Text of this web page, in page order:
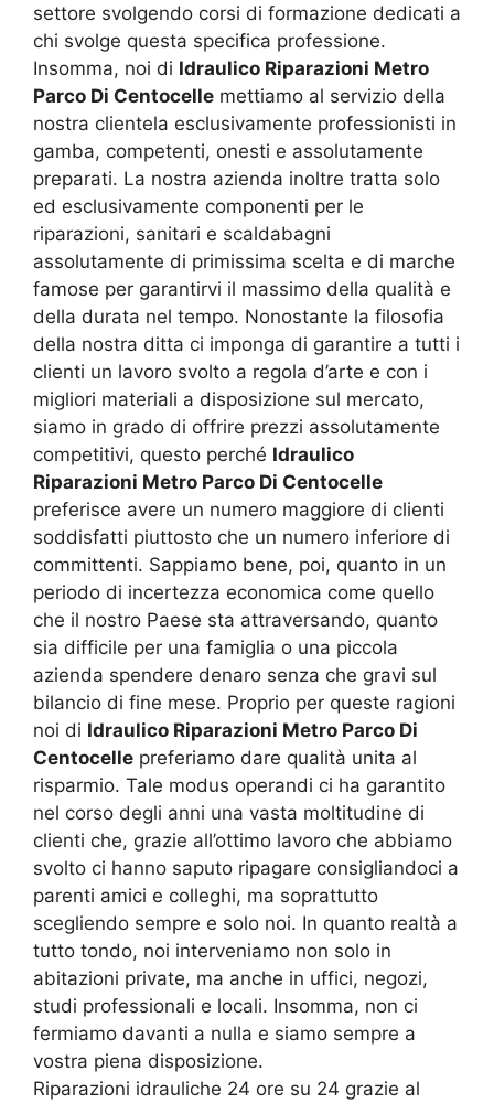
settore svolgendo corsi di formazione dedicati a
chi svolge questa specifica professione.
Insomma, noi di Idraulico Riparazioni Metro
Parco Di Centocelle mettiamo al servizio della
nostra clientela esclusivamente professionisti in
gamba, competenti, onesti e assolutamente
preparati. La nostra azienda inoltre tratta solo
ed esclusivamente componenti per le
riparazioni, sanitari e scaldabagni
assolutamente di primissima scelta e di marche
famose per garantirvi il massimo della qualità e
della durata nel tempo. Nonostante la filosofia
della nostra ditta ci imponga di garantire a tutti i
clienti un lavoro svolto a regola d’arte e con i
migliori materiali a disposizione sul mercato,
siamo in grado di offrire prezzi assolutamente
competitivi, questo perché Idraulico
Riparazioni Metro Parco Di Centocelle
preferisce avere un numero maggiore di clienti
soddisfatti piuttosto che un numero inferiore di
committenti. Sappiamo bene, poi, quanto in un
periodo di incertezza economica come quello
che il nostro Paese sta attraversando, quanto
sia difficile per una famiglia o una piccola
azienda spendere denaro senza che gravi sul
bilancio di fine mese. Proprio per queste ragioni
noi di Idraulico Riparazioni Metro Parco Di
Centocelle preferiamo dare qualità unita al
risparmio. Tale modus operandi ci ha garantito
nel corso degli anni una vasta moltitudine di
clienti che, grazie all’ottimo lavoro che abbiamo
svolto ci hanno saputo ripagare consigliandoci a
parenti amici e colleghi, ma soprattutto
scegliendo sempre e solo noi. In quanto realtà a
tutto tondo, noi interveniamo non solo in
abitazioni private, ma anche in uffici, negozi,
studi professionali e locali. Insomma, non ci
fermiamo davanti a nulla e siamo sempre a
vostra piena disposizione.
Riparazioni idrauliche 24 ore su 24 grazie al